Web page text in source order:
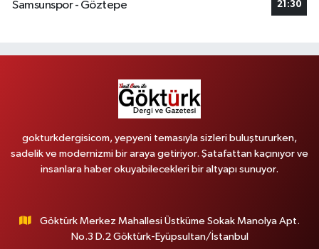
Samsunspor - Göztepe
21:30
gokturkdergisicom, yepyeni temasıyla sizleri buluştururken,
sadelik ve modernizmi bir araya getiriyor. Şatafattan kaçınıyor ve
insanlara haber okuyabilecekleri bir altyapı sunuyor.
Göktürk Merkez Mahallesi Üstküme Sokak Manolya Apt.
No.3 D.2 Göktürk-Eyüpsultan/İstanbul